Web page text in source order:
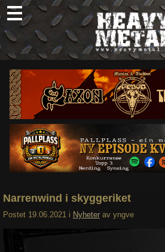
Skip
to
content
Nyheter
Omtaler
Intervjuer
Om oss
Abonner
Søk
Narrenwind i skyggeriket
Postet 19.06.2021 i Nyheter av yngve